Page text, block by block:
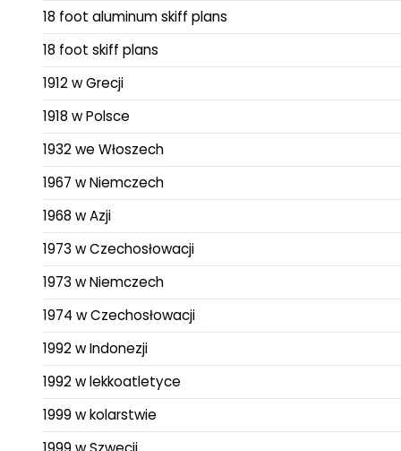
18 foot aluminum skiff plans
18 foot skiff plans
1912 w Grecji
1918 w Polsce
1932 we Włoszech
1967 w Niemczech
1968 w Azji
1973 w Czechosłowacji
1973 w Niemczech
1974 w Czechosłowacji
1992 w Indonezji
1992 w lekkoatletyce
1999 w kolarstwie